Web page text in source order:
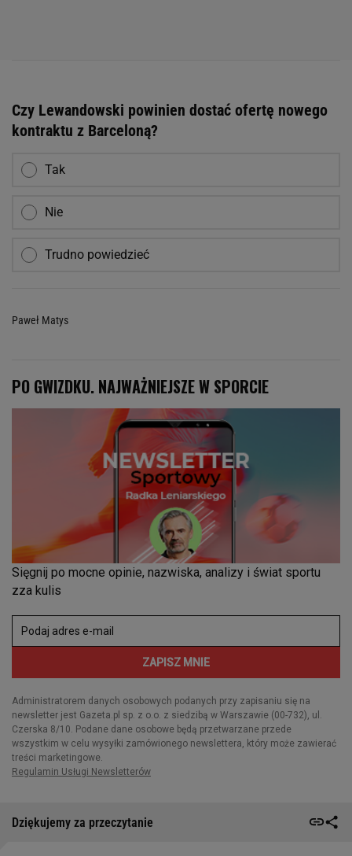
Czy Lewandowski powinien dostać ofertę nowego
kontraktu z Barceloną?
Tak
Nie
Trudno powiedzieć
Paweł Matys
Dziękujemy za przeczytanie